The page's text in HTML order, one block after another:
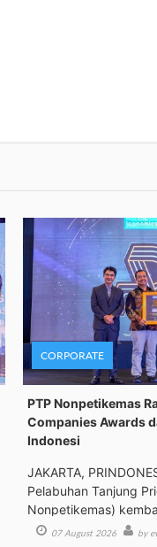
CORPORATE
PTP Nonpetikemas
Companies Awards
Indonesi
JAKARTA,
Pelabuhan Tanjung
Nonpetikemas)
pre 07 August 2026 by